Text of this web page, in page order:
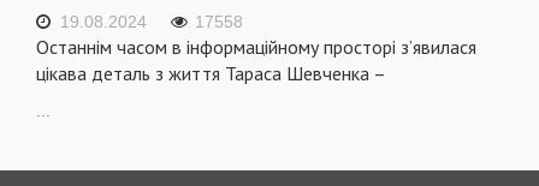
19.08.2024 17558
Останнім часом в інформаційному просторі з’явилася
цікава деталь з життя Тараса Шевченка –